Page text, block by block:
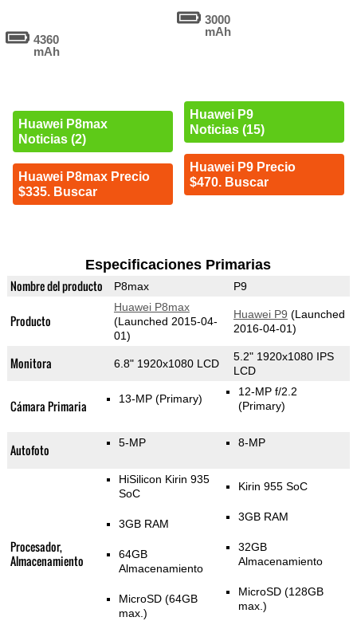
4360
mAh
Huawei P8max
Noticias (2)
Huawei P8max Precio
$335. Buscar
3000
mAh
Huawei P9
Noticias (15)
Huawei P9 Precio
$470. Buscar
Especificaciones Primarias
Nombre del producto P8max P9
Producto
Huawei P8max
(Launched 2015-04-
01)
Huawei P9 (Launched
2016-04-01)
Monitora 6.8" 1920x1080 LCD
5.2" 1920x1080 IPS
LCD
Cámara Primaria 13-MP (Primary)
12-MP f/2.2
(Primary)
Autofoto 5-MP 8-MP
Procesador,
Almacenamiento
HiSilicon Kirin 935
SoC
3GB RAM
64GB
Almacenamiento
MicroSD (64GB
max.)
Kirin 955 SoC
3GB RAM
32GB
Almacenamiento
MicroSD (128GB
max.)